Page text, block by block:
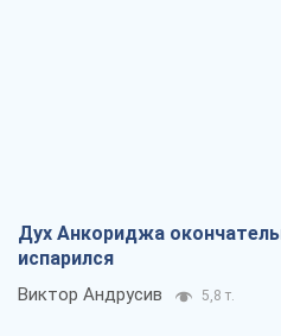
Дух Анкориджа
испарился
Виктор Андрусив 5,8 т.